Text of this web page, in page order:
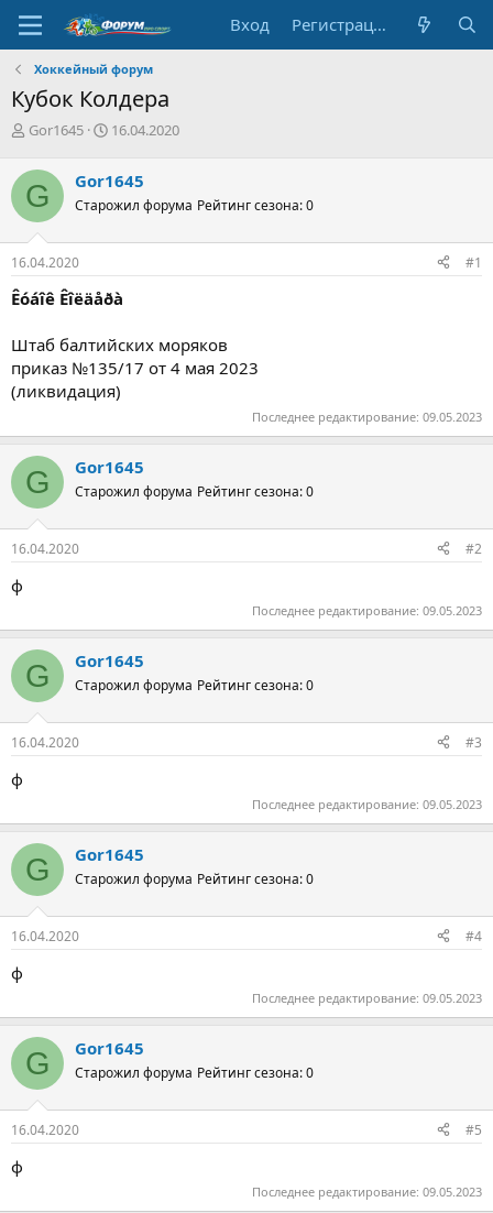
Вход Регистрация
Хоккейный форум
Кубок Колдера
А
т
о
р
т
е
м
ы
Gor1645
Д
а
н
ч
л
а
16.04.2020
G Gor1645
Старожил форума Рейтинг сезона: 0
16.04.2020 #1
Êóáîê Êîëäåðà
Штаб балтийских моряков
приказ №135/17 от 4 мая 2023
(ликвидация)
Последнее редактирование: 09.05.2023
G Gor1645
Старожил форума Рейтинг сезона: 0
16.04.2020 #2
ф
Последнее редактирование: 09.05.2023
G Gor1645
Старожил форума Рейтинг сезона: 0
16.04.2020 #3
ф
Последнее редактирование: 09.05.2023
G Gor1645
Старожил форума Рейтинг сезона: 0
16.04.2020 #4
ф
Последнее редактирование: 09.05.2023
G Gor1645
Старожил форума Рейтинг сезона: 0
16.04.2020 #5
ф
Последнее редактирование: 09.05.2023